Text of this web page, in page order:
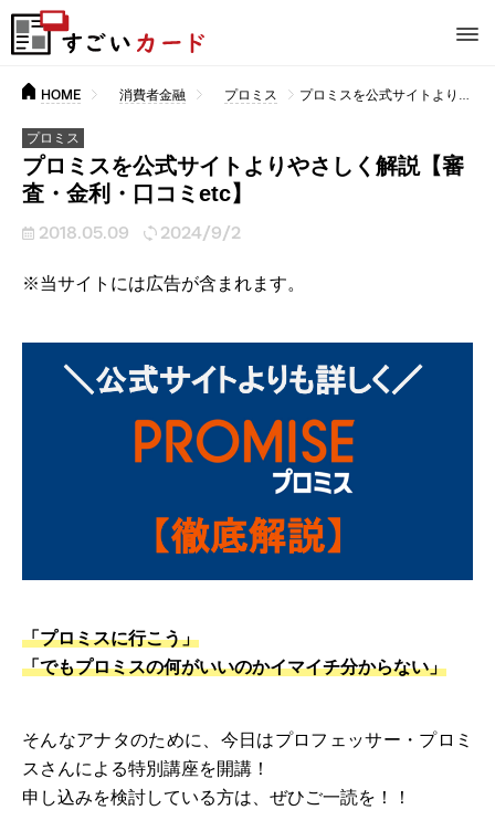
HOME 消費者金融 プロミス プロミスを公式サイトよりやさしく解説【審査・金利・口コミetc】
プロミス
プロミスを公式サイトよりやさしく解説【審
査・金利・口コミetc】
2018.05.09 2024/9/2
※当サイトには広告が含まれます。
「プロミスに行こう」
「でもプロミスの何がいいのかイマイチ分からない」
そんなアナタのために、今日はプロフェッサー・プロミ
スさんによる特別講座を開講！
申し込みを検討している方は、ぜひご一読を！！